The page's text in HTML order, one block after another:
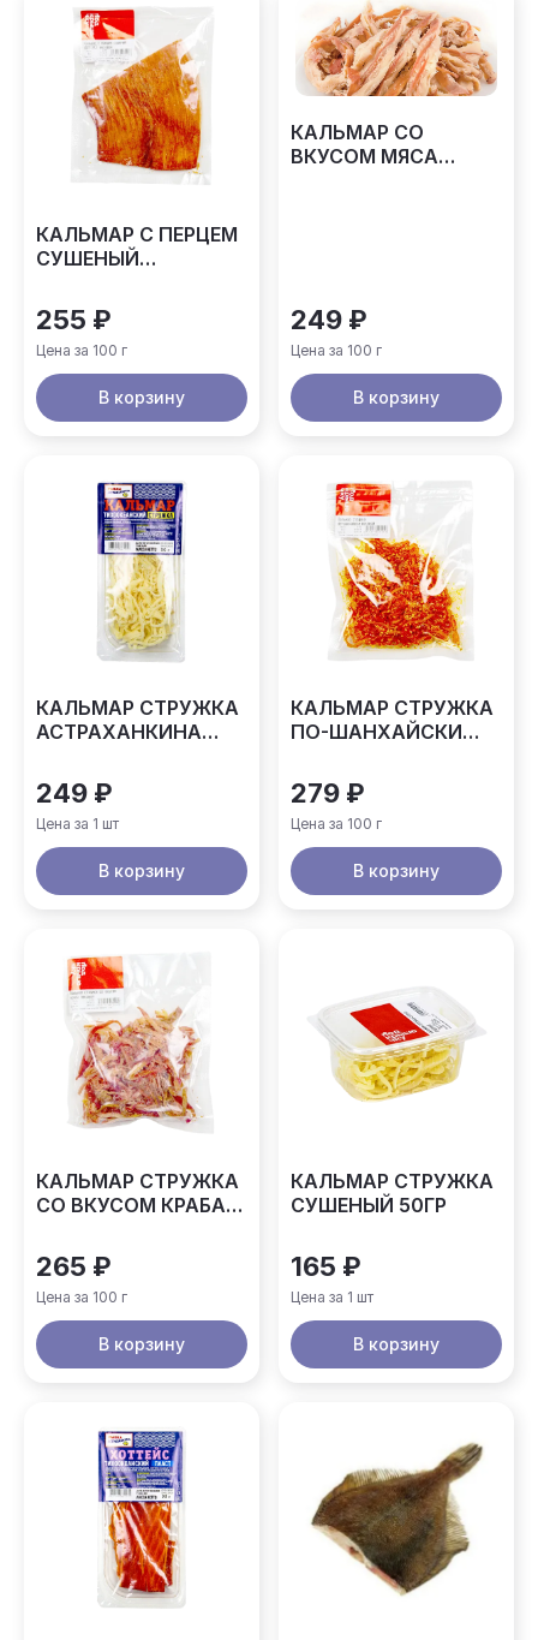
КАЛЬМАР С ПЕРЦЕМ
СУШЕНЫЙ
255 ₽
Цена за 100 г
В корзину
КАЛЬМАР СО
ВКУСОМ МЯСА
249 ₽
Цена за 100 г
В корзину
КАЛЬМАР СТРУЖКА
АСТРАХАНКИНА
249 ₽
Цена за 1 шт
В корзину
КАЛЬМАР СТРУЖКА
ПО-ШАНХАЙСКИ
279 ₽
Цена за 100 г
В корзину
КАЛЬМАР СТРУЖКА
СО ВКУСОМ КРАБА
265 ₽
Цена за 100 г
В корзину
КАЛЬМАР СТРУЖКА
СУШЕНЫЙ 50ГР
165 ₽
Цена за 1 шт
В корзину